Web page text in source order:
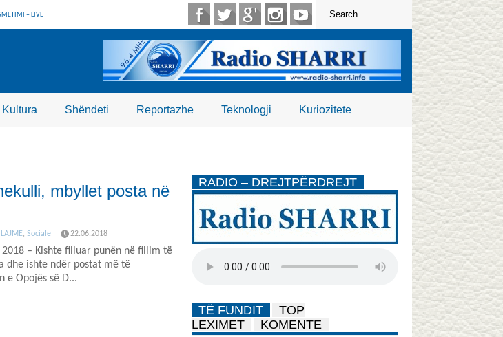
– LIVE
Kultura Shëndeti Reportazhe Teknologji Kuriozitete
mbyllet posta në
LAJME, Sociale 22.06.2018
– Kishte filluar punën në fillim të
dhe ishte ndër postat më të
e Opojës së D...
RADIO – DREJTPËRDREJT
TË FUNDIT
TOP
LEXIMET
KOMENTE